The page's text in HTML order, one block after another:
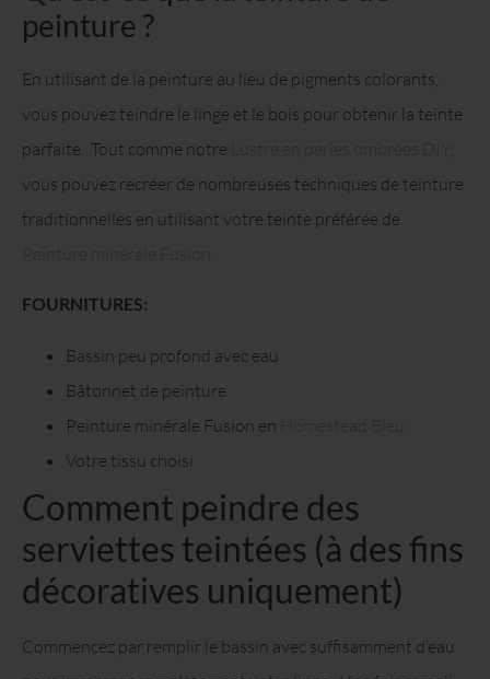
peinture ?
En utilisant de la peinture au lieu de pigments colorants,
vous pouvez teindre le linge et le bois pour obtenir la teinte
parfaite. Tout comme notre
vous pouvez recréer de nombreuses techniques de teinture
traditionnelles en utilisant votre teinte préférée de
FOURNITURES:
Bassin peu profond avec eau
Bâtonnet de peinture
Peinture minérale Fusion en
Votre tissu choisi
Comment peindre des
serviettes teintées (à des fins
décoratives uniquement)
Commencez par remplir le bassin avec suffisamment d’eau